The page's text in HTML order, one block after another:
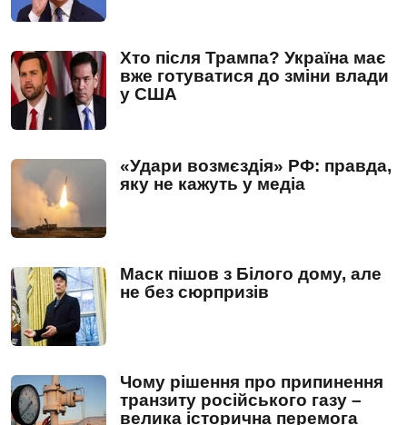
Хто після Трампа? Україна має
вже готуватися до зміни влади
у США
«Удари возмєздія» РФ: правда,
яку не кажуть у медіа
Маск пішов з Білого дому, але
не без сюрпризів
Чому рішення про припинення
транзиту російського газу –
велика історична перемога